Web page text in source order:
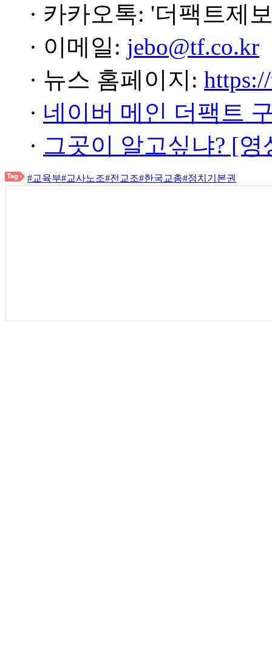
· 카카오톡: '더팩트제
· 이메일: jebo@tf.co.kr
· 뉴스 홈페이지:
· 네이버 메인 더팩트
· 그곳이 알고싶냐? [
#교육부#교사노조#전교조#한국교총#정치기본권